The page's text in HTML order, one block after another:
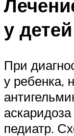
у детей
При
у ребенка,
педиатр.